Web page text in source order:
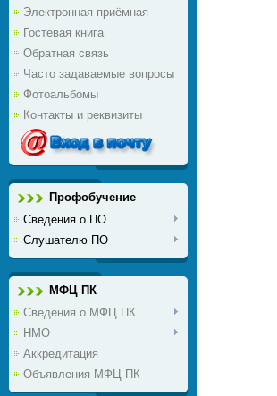
Электронная приёмная
Гостевая книга
Обратная связь
Часто задаваемые вопросы
Фотоальбомы
Контакты и реквизиты
Профобучение
Сведения о ПО
Слушателю ПО
МФЦ ПК
Сведения о МФЦ ПК
НМО
Аккредитация
Объявления МФЦ ПК